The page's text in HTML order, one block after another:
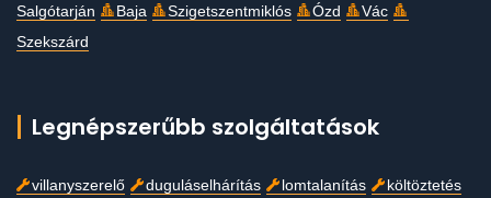
Salgótarján
Baja Szigetszentmiklós Ózd
Vác
Szekszárd
Legnépszerűbb szolgáltatások
villanyszerelő duguláselhárítás lomtalanítás
költöztetés